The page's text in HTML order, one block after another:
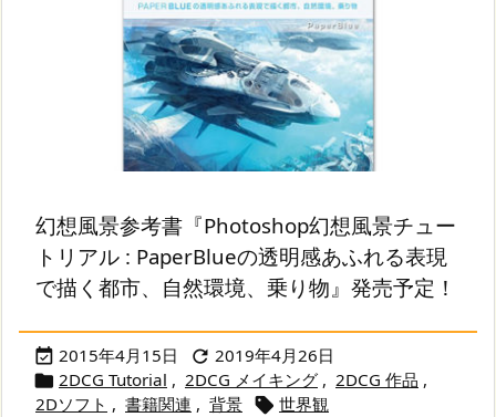
幻想風景参考書『Photoshop幻想風景チュー
トリアル : PaperBlueの透明感あふれる表現
で描く都市、自然環境、乗り物』発売予定！
 2015年4月15日  2019年4月26日
 2DCG Tutorial , 2DCG メイキング , 2DCG 作品 ,
2Dソフト , 書籍関連 , 背景  世界観